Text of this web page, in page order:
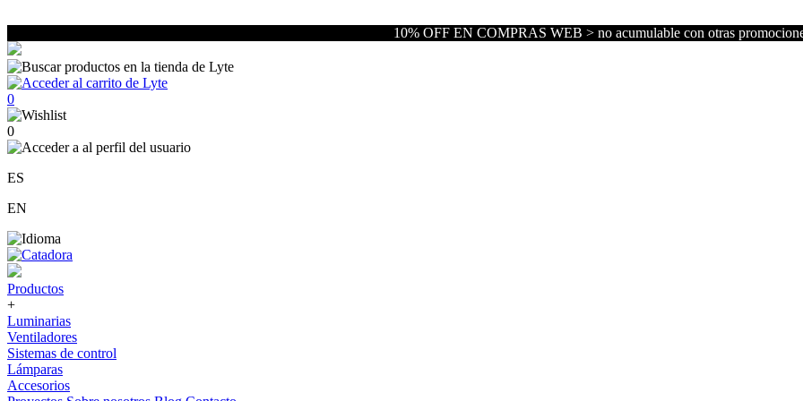
10% OFF EN COMPRAS WEB > no acumulable con otras
0
0
ES
EN
Productos
+
Luminarias
Ventiladores
Sistemas de control
Lámparas
Accesorios